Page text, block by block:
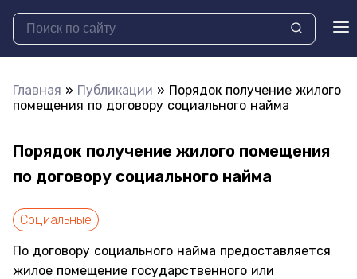
Главная » Публикации » Порядок получение жилого
помещения по договору социального найма
Порядок получение жилого помещения
по договору социального найма
Социальные
По договору социального найма предоставляется
жилое помещение государственного или